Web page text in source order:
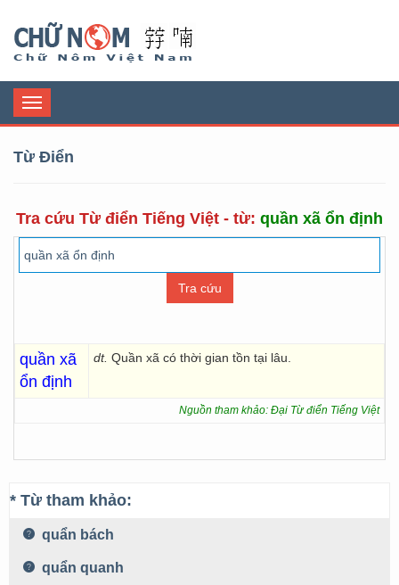
Toggle
navigation
Từ Điển
Tra cứu Từ điển Tiếng Việt - từ: quần xã ổn định
quần xã
ổn định
dt. Quần xã có thời gian tồn tại lâu.
Nguồn tham khảo: Đại Từ điển Tiếng Việt
* Từ tham khảo:
quẩn bách
quẩn quanh